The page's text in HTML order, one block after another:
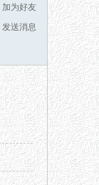
加为好友
发送消息